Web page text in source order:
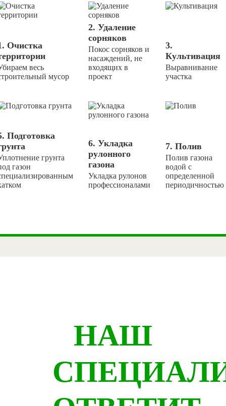
Очистка
весь
мусор
2. Удаление
сорняков
Покос сорняков и
насаждений, не
входящих в
проект
3.
Культивация
Выравнивание
участка
Подготовка
грунта
газон
6. Укладка
рулонного
газона
Укладка рулонов
профессионалами
7. Полив
Полив газона
водой с
определенной
периодичностью
НАШ